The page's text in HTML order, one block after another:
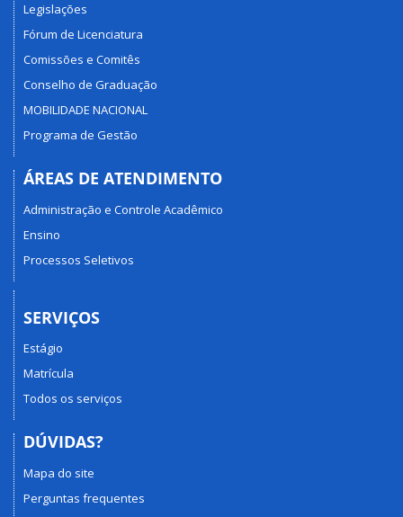
Legislações
Fórum de Licenciatura
Comissões e Comitês
Conselho de Graduação
MOBILIDADE NACIONAL
Programa de Gestão
ÁREAS DE ATENDIMENTO
Administração e Controle Acadêmico
Ensino
Processos Seletivos
SERVIÇOS
Estágio
Matrícula
Todos os serviços
DÚVIDAS?
Mapa do site
Perguntas frequentes